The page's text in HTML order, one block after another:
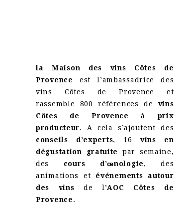
la Maison des vins Côtes de
Provence
est l’ambassadrice des
vins Côtes de Provence et
rassemble 800 références de vins
Côtes de Provence
à prix
producteur. A cela s’ajoutent des
conseils d’experts, 16 vins en
dégustation gratuite
par semaine,
des cours d’œnologie, des
animations et événements autour
des vins de l’AOC Côtes de
Provence.